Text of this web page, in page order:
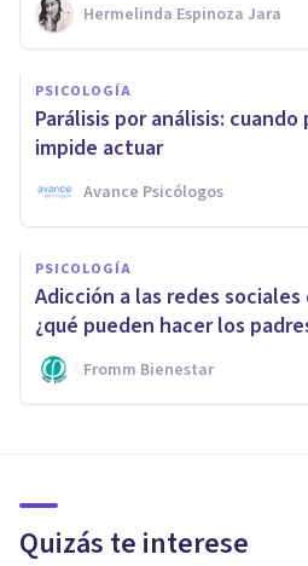
Hermelinda Espinoza Jara
PSICOLOGÍA
Parálisis por análisis:
impide actuar
Avance Psicólogos
PSICOLOGÍA
Adicción a las redes
¿qué pueden hacer los
Fromm Bienestar
Quizás te interese